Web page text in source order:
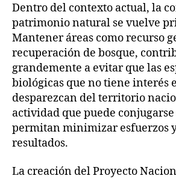
Dentro del contexto actual, la
patrimonio natural se vuelve
Mantener áreas como recurso
recuperación de bosque,
grandemente a evitar que las
biológicas que no tiene interés
desparezcan del territorio
actividad que puede
permitan minimizar esfuerzos
resultados.
La creación del Proyecto